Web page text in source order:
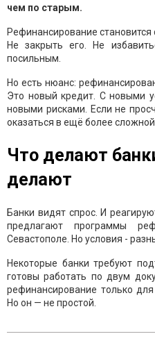
чем по старым.
Рефинансирование становится
Не закрыть его. Не
посильным.
Но есть нюанс:
Это новый кредит. С новыми
новыми рисками. Если не
оказаться в ещё более сложной
Что делают
делают
Банки видят спрос. И
предлагают программы
Севастополе. Но условия -
Некоторые банки требуют
готовы работать по двум
рефинансирование только
Но он — не простой.